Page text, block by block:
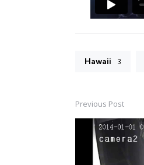
Hawaii 3
Post
navigation
Previous Post